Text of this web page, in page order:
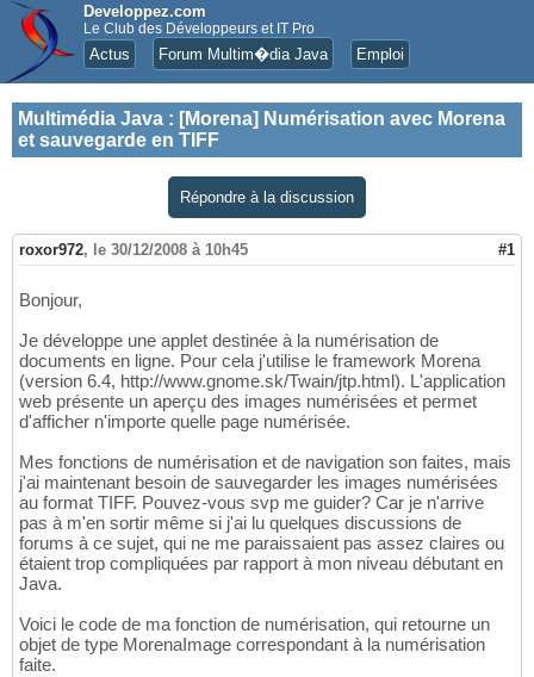
Developpez.com
Le Club des Développeurs et IT Pro
Actus Forum Multim�dia Java Emploi
Multimédia Java : [Morena] Numérisation avec Morena
et sauvegarde en TIFF
Répondre à la discussion
roxor972, le 30/12/2008 à 10h45 #1
Bonjour,
Je développe une applet destinée à la numérisation de
documents en ligne. Pour cela j'utilise le framework Morena
(version 6.4, http://www.gnome.sk/Twain/jtp.html). L'application
web présente un aperçu des images numérisées et permet
d'afficher n'importe quelle page numérisée.
Mes fonctions de numérisation et de navigation son faites, mais
j'ai maintenant besoin de sauvegarder les images numérisées
au format TIFF. Pouvez-vous svp me guider? Car je n'arrive
pas à m'en sortir même si j'ai lu quelques discussions de
forums à ce sujet, qui ne me paraissaient pas assez claires ou
étaient trop compliquées par rapport à mon niveau débutant en
Java.
Voici le code de ma fonction de numérisation, qui retourne un
objet de type MorenaImage correspondant à la numérisation
faite.